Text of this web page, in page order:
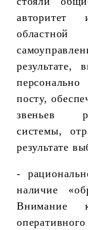
авторитет
областной
результате,
посту,
звеньев
системы,
результате
-
наличие
Внимание